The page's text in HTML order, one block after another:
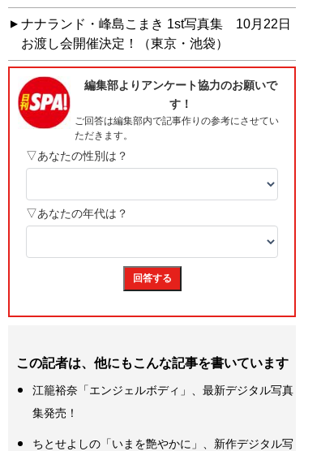
ナナランド・峰島こまき 1st写真集 10月22日
お渡し会開催決定！（東京・池袋）
この記者は、他にもこんな記事を書いています
江籠裕奈「エンジェルボディ」、最新デジタル写真
集発売！
ちとせよしの「いまを艶やかに」、新作デジタル写